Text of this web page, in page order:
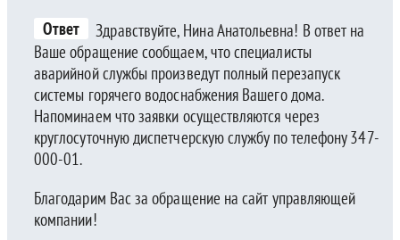
Ответ
Здравствуйте, Нина Анатольевна! В ответ на
Ваше обращение сообщаем, что специалисты
аварийной службы произведут полный перезапуск
системы горячего водоснабжения Вашего дома.
Напоминаем что заявки осуществляются через
круглосуточную диспетчерскую службу по телефону 347-
000-01.
Благодарим Вас за обращение на сайт управляющей
компании!